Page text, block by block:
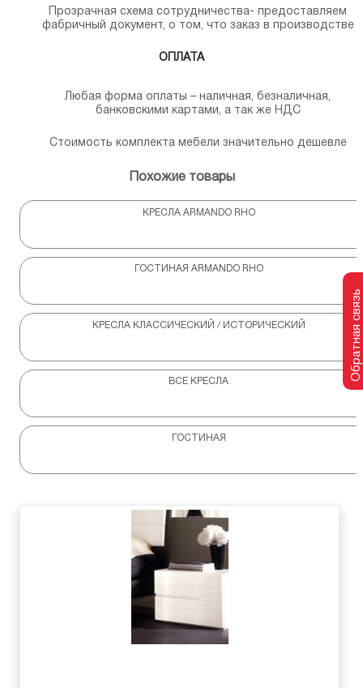
Прозрачная схема сотрудничества- предоставляем
фабричный документ, о том, что заказ в производстве
ОПЛАТА
Любая форма оплаты – наличная, безналичная,
банковскими картами, а так же НДС
Стоимость комплекта мебели значительно дешевле
Похожие товары
КРЕСЛА ARMANDO RHO
ГОСТИНАЯ ARMANDO RHO
КРЕСЛА КЛАССИЧЕСКИЙ / ИСТОРИЧЕСКИЙ
ВСЕ КРЕСЛА
ГОСТИНАЯ
Обратная связь